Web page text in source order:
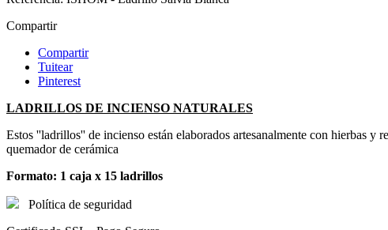
Compartir
Compartir
Tuitear
Pinterest
LADRILLOS DE INCIENSO NATURALES
Estos ''ladrillos'' de incienso están elaborados artesanalmente con hierbas
quemador de cerámica
Formato: 1 caja x 15 ladrillos
Política de seguridad